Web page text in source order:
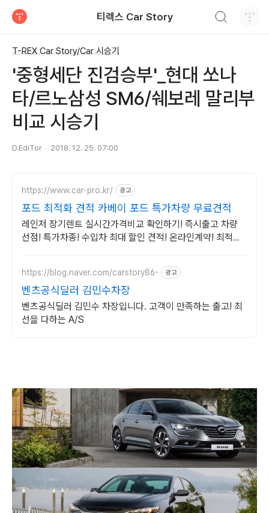
티렉스 Car Story
T-REX Car Story/Car 시승기
'중형세단 진검승부'_현대 쏘나
타/르노삼성 SM6/쉐보레 말리부
비교 시승기
D.EdiTor 2018. 12. 25. 07:00
https://www.car-pro.kr/ 광고
포드 최적화 견적 카베이 포드 특가차량 무료견적
레인저 장기렌트 실시간가격비교 확인하기! 즉시출고 차량
선점! 특가차종! 수입차 최대 할인 견적! 온라인계약! 최적가
https://blog.naver.com/carstory86- 광고
벤츠공식딜러 김민수차장
벤츠공식딜러 김민수 차장입니다. 고객이 만족하는 출고! 최
선을 다하는 A/S